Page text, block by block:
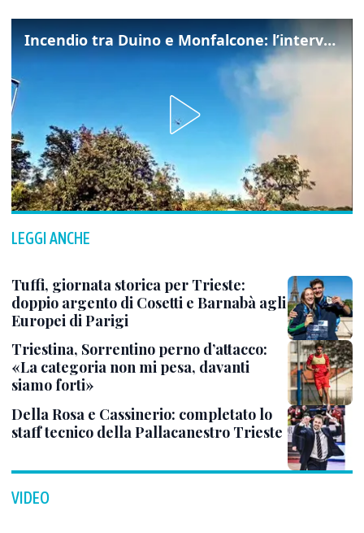
Incendio tra Duino e Monfalcone: l’intervento dei vigili del fuoco
LEGGI ANCHE
Tuffi, giornata storica per Trieste:
doppio argento di Cosetti e Barnabà agli
Europei di Parigi
Triestina, Sorrentino perno d’attacco:
«La categoria non mi pesa, davanti
siamo forti»
Della Rosa e Cassinerio: completato lo
staff tecnico della Pallacanestro Trieste
VIDEO